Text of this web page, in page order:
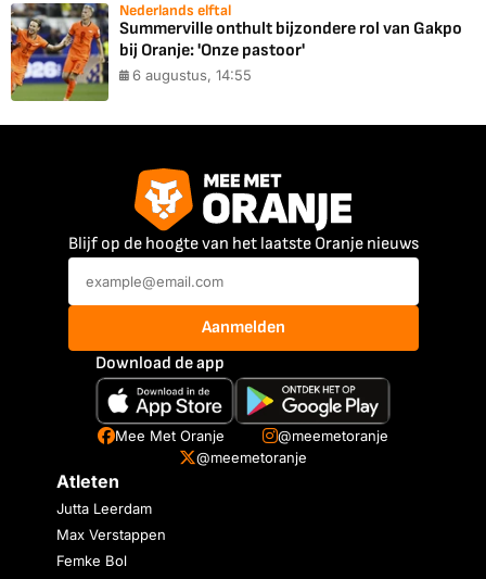
Nederlands elftal
Summerville onthult bijzondere rol van Gakpo
bij Oranje: 'Onze pastoor'
6 augustus, 14:55
Blijf op de hoogte van het laatste Oranje nieuws
Aanmelden
Download de app
Mee Met Oranje
@meemetoranje
@meemetoranje
Atleten
Jutta Leerdam
Max Verstappen
Femke Bol